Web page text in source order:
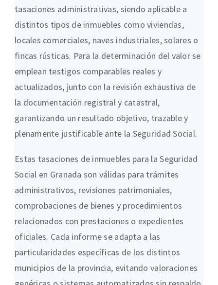
tasaciones administrativas, siendo aplicable a
distintos tipos de inmuebles como viviendas,
locales comerciales, naves industriales, solares o
fincas rústicas. Para la determinación del valor se
emplean testigos comparables reales y
actualizados, junto con la revisión exhaustiva de
la documentación registral y catastral,
garantizando un resultado objetivo, trazable y
plenamente justificable ante la Seguridad Social.
Estas tasaciones de inmuebles para la Seguridad
Social en Granada son válidas para trámites
administrativos, revisiones patrimoniales,
comprobaciones de bienes y procedimientos
relacionados con prestaciones o expedientes
oficiales. Cada informe se adapta a las
particularidades específicas de los distintos
municipios de la provincia, evitando valoraciones